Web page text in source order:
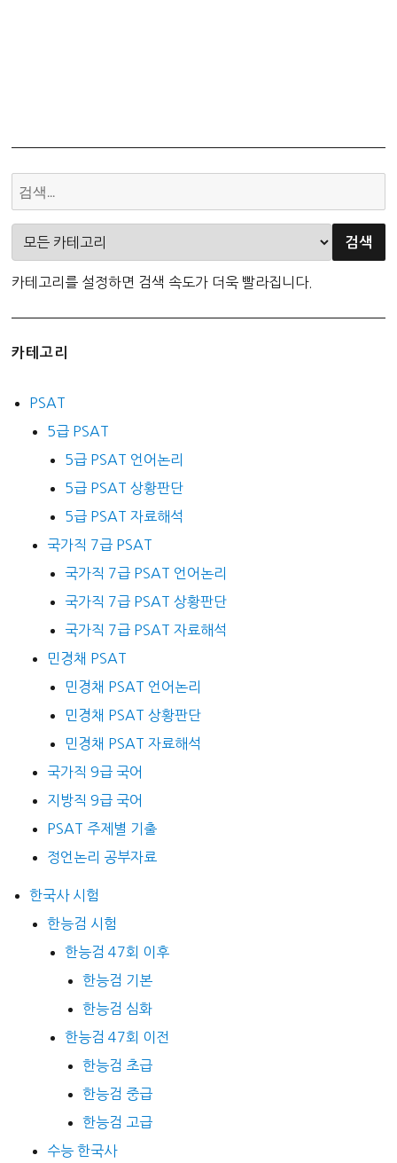
카테고리를 설정하면 검색 속도가 더욱 빨라집니다.
카테고리
PSAT
5급 PSAT
5급 PSAT 언어논리
5급 PSAT 상황판단
5급 PSAT 자료해석
국가직 7급 PSAT
국가직 7급 PSAT 언어논리
국가직 7급 PSAT 상황판단
국가직 7급 PSAT 자료해석
민경채 PSAT
민경채 PSAT 언어논리
민경채 PSAT 상황판단
민경채 PSAT 자료해석
국가직 9급 국어
지방직 9급 국어
PSAT 주제별 기출
정언논리 공부자료
한국사 시험
한능검 시험
한능검 47회 이후
한능검 기본
한능검 심화
한능검 47회 이전
한능검 초급
한능검 중급
한능검 고급
수능 한국사